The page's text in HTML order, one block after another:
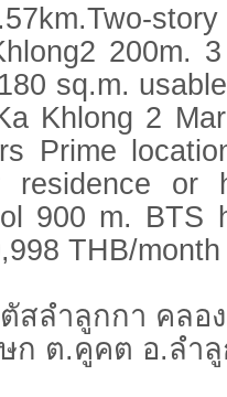
200m.
sq.m.
Khlong 2
Prime
residence or
900 m. BTS
THB/month
สลำลูกกา คลอ
ก ต.คูคต อ.ลำ